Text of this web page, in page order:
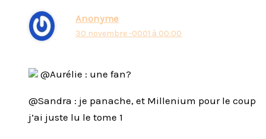
Anonyme
30 novembre -0001 à 00:00
@Aurélie : une fan?
@Sandra : je panache, et Millenium pour le coup
j’ai juste lu le tome 1